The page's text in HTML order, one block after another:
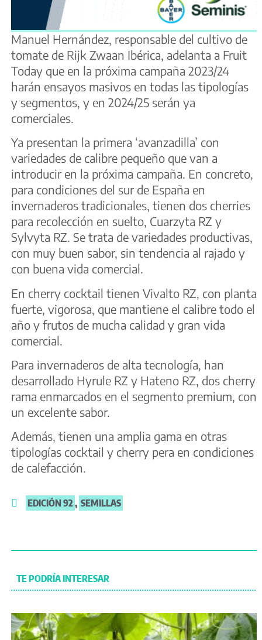
Manuel Hernández, responsable del cultivo de
tomate de Rijk Zwaan Ibérica, adelanta a Fruit
Today que en la próxima campaña 2023/24
harán ensayos masivos en todas las tipologías
y segmentos, y en 2024/25 serán ya
comerciales.
Ya presentan la primera ‘avanzadilla’ con
variedades de calibre pequeño que van a
introducir en la próxima campaña. En concreto,
para condiciones del sur de España en
invernaderos tradicionales, tienen dos cherries
para recolección en suelto, Cuarzyta RZ y
Sylvyta RZ. Se trata de variedades productivas,
con muy buen sabor, sin tendencia al rajado y
con buena vida comercial.
En cherry cocktail tienen Vivalto RZ, con planta
fuerte, vigorosa, que mantiene el calibre todo el
año y frutos de mucha calidad y gran vida
comercial.
Para invernaderos de alta tecnología, han
desarrollado Hyrule RZ y Hateno RZ, dos cherry
rama enmarcados en el segmento premium, con
un excelente sabor.
Además, tienen una amplia gama en otras
tipologías cocktail y cherry pera en condiciones
de calefacción.
EDICIÓN 92, SEMILLAS
TE PODRÍA INTERESAR